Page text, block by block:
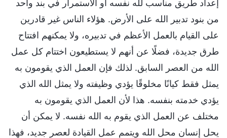
إعداد طريق مناسب لله نفسه أو الاستمرار في بند واحد
من بنود تدبير الله على الأرض. هؤلاء الناس غير قادرين
على القيام بالعمل الأعظم في تدبيره، ولا يمكنهم افتتاح
طرق جديدة، فضلًا عن أنهم لا يستطيعون اختتام كل عمل
الله من العصر السابق. لذلك فإن العمل الذي يقومون به
يمثل فقط كيانًا مخلوقًا يؤدي وظيفته ولا يمثل الله الذي
يؤدي خدمته بنفسه. هذا لأن العمل الذي يقومون به
مختلف عن العمل الذي يقوم به الله نفسه. لا يمكن أن
يحل إنسان محل الله ويتمم عمل القيادة لعصر جديد، فهذا